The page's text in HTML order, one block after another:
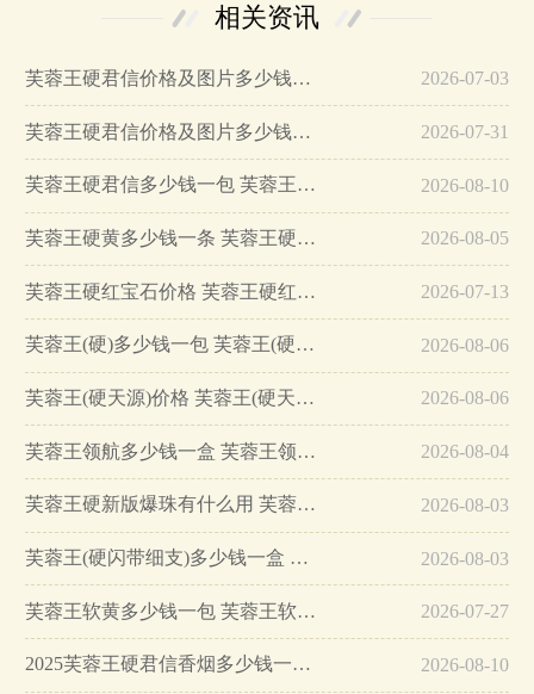
相关资讯
芙蓉王硬君信价格及图片多少钱一盒2025… 2026-07-03
芙蓉王硬君信价格及图片多少钱一包… 2026-07-31
芙蓉王硬君信多少钱一包 芙蓉王硬君信价格… 2026-08-10
芙蓉王硬黄多少钱一条 芙蓉王硬黄好抽吗… 2026-08-05
芙蓉王硬红宝石价格 芙蓉王硬红宝石怎么样… 2026-07-13
芙蓉王(硬)多少钱一包 芙蓉王(硬)多少钱一条… 2026-08-06
芙蓉王(硬天源)价格 芙蓉王(硬天源)图片信息大全… 2026-08-06
芙蓉王领航多少钱一盒 芙蓉王领航图片信息大全… 2026-08-04
芙蓉王硬新版爆珠有什么用 芙蓉王硬新版价格基本信息一览… 2026-08-03
芙蓉王(硬闪带细支)多少钱一盒 芙蓉王(硬闪带细支)基本信息大全… 2026-08-03
芙蓉王软黄多少钱一包 芙蓉王软黄价格信息简介… 2026-07-27
2025芙蓉王硬君信香烟多少钱一包 芙蓉王硬君信香烟价格表图片… 2026-08-10